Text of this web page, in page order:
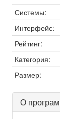
Системы:
Интерфейс:
Рейтинг:
Категория:
Размер:
О